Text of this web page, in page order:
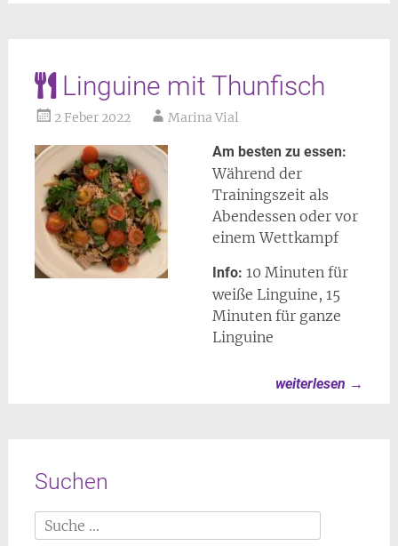
Linguine mit Thunfisch
2 Feber 2022 Marina Vial
Am besten zu essen:
Während der
Trainingszeit als
Abendessen oder vor
einem Wettkampf
Info: 10 Minuten für
weiße Linguine, 15
Minuten für ganze
Linguine
weiterlesen →
Suchen
Suche
nach: